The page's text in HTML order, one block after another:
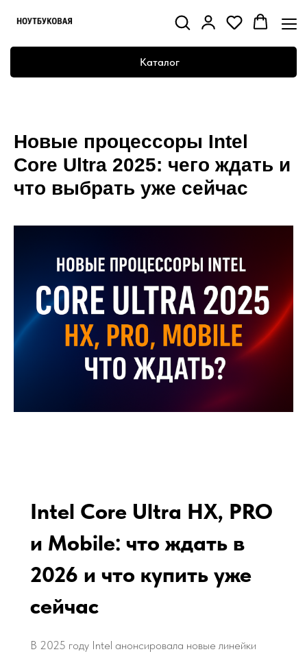
Каталог
Новые процессоры Intel
Core Ultra 2025: чего ждать и
что выбрать уже сейчас
Intel Core Ultra HX, PRO
и Mobile: что ждать в
2026 и что купить уже
сейчас
В 2025 году Intel анонсировала новые линейки